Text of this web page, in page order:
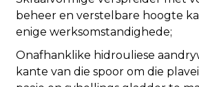
beheer en verstelbare hoogte
enige werksomstandighede;
Onafhanklike hidrouliese
kante van die spoor om die